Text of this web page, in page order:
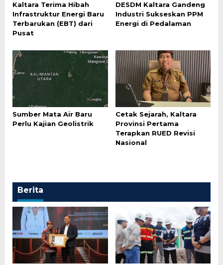
Kaltara Terima Hibah
Infrastruktur Energi Baru
Terbarukan (EBT) dari
Pusat
DESDM Kaltara Gandeng
Industri Sukseskan PPM
Energi di Pedalaman
Sumber Mata Air Baru
Perlu Kajian Geolistrik
Cetak Sejarah, Kaltara
Provinsi Pertama
Terapkan RUED Revisi
Nasional
Berita